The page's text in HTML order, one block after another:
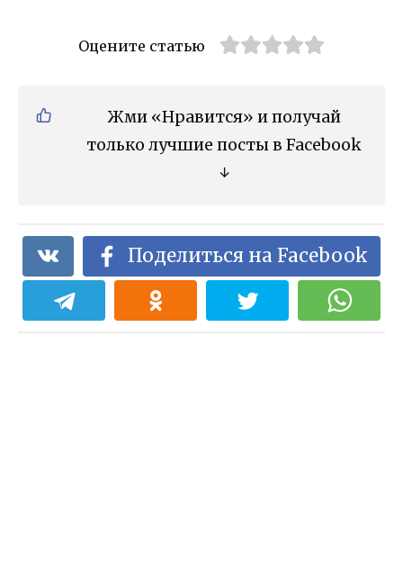
Оцените статью
Жми «Нравится» и получай
только лучшие посты в Facebook
↓
Поделиться на Facebook